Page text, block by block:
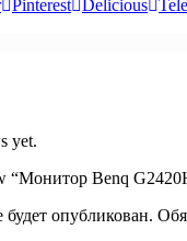
Pinterest Delicious
yet.
“Монитор Benq
опубликован.